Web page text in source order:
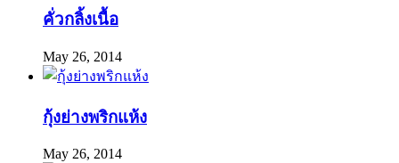
คั่วกลิ้งเนื้อ
May 26, 2014
กุ้งย่างพริกแห้ง
May 26, 2014